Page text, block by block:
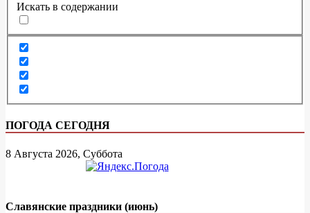
Искать в содержании
ПОГОДА СЕГОДНЯ
8 Августа 2026, Суббота
Славянские праздники (июнь)